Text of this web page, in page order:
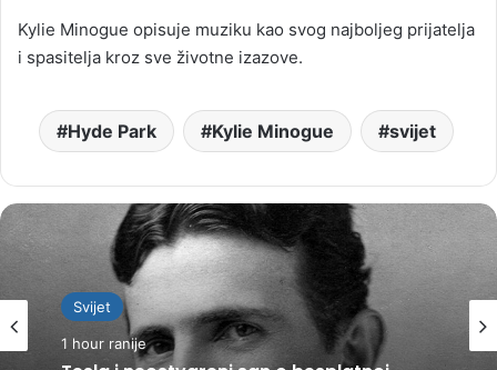
Kylie Minogue opisuje muziku kao svog najboljeg prijatelja
i spasitelja kroz sve životne izazove.
Hyde Park Kylie Minogue svijet
Svijet
1 hour ranije